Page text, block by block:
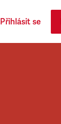
Přihlásit se